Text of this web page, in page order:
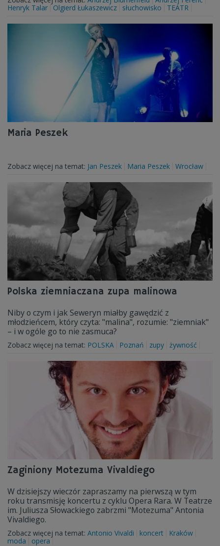
Henryk Talar
Olgierd Łukaszewicz słuchowisko TEATR
Maria Peszek
Zobacz więcej na temat: Jan Peszek Maria Peszek Wrocław
Polska ziemniaczana zupa malinowa
Niby o czym i jak Seweryn miałby gawędzić z
młodzieńcem, który czyta: "malina", rozumie: "ziemniak"
– i w ogóle go to nie zasmuca?
Zobacz więcej na temat: POLSKA Poznań zupy żywność
Zaginiony Motezuma Vivaldiego
W dzisiejszy wieczór zapraszamy na pierwszą w tym
roku transmisję koncertu z cyklu Opera Rara. W Teatrze
im. Juliusza Słowackiego zabrzmi "Motezuma" Antonia
Vivaldiego.
Zobacz więcej na temat: Antonio Vivaldi koncert
Kraków
moda
opera